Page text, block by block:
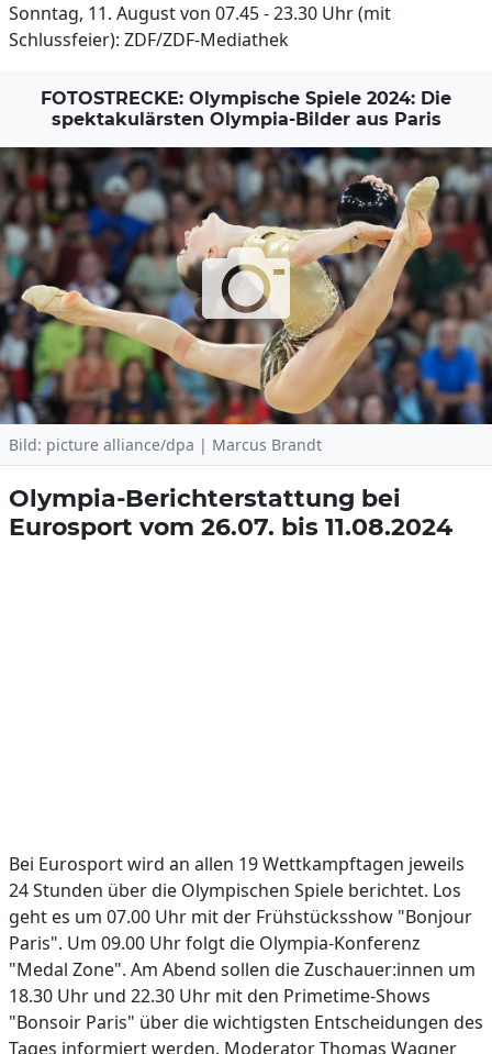
Sonntag, 11. August von 07.45 - 23.30 Uhr (mit
Schlussfeier): ZDF/ZDF-Mediathek
FOTOSTRECKE: Olympische Spiele 2024: Die
spektakulärsten Olympia-Bilder aus Paris
Bild: picture alliance/dpa | Marcus Brandt
Olympia-Berichterstattung bei
Eurosport vom 26.07. bis 11.08.2024
Bei Eurosport wird an allen 19 Wettkampftagen jeweils
24 Stunden über die Olympischen Spiele berichtet. Los
geht es um 07.00 Uhr mit der Frühstücksshow "Bonjour
Paris". Um 09.00 Uhr folgt die Olympia-Konferenz
"Medal Zone". Am Abend sollen die Zuschauer:innen um
18.30 Uhr und 22.30 Uhr mit den Primetime-Shows
"Bonsoir Paris" über die wichtigsten Entscheidungen des
Tages informiert werden. Moderator Thomas Wagner